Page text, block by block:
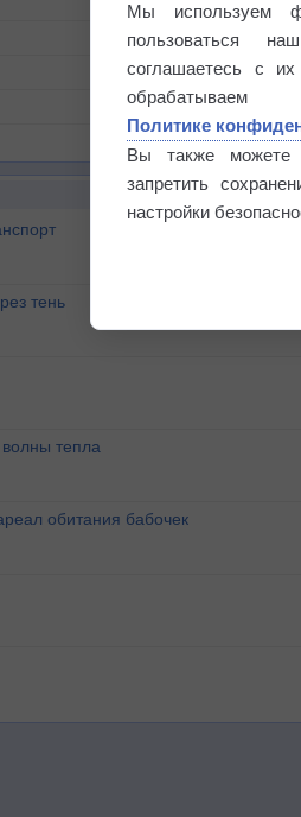
тень
тепла
обитания бабочек
Мы используем
пользоваться
соглашаетесь с
Политике
Вы также можете
запретить
настройки